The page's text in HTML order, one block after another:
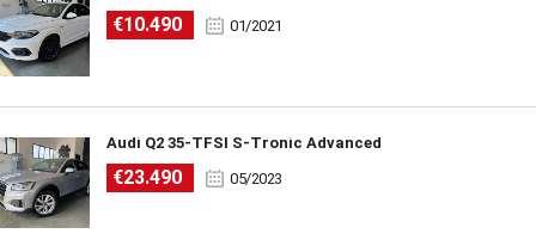
€10.490 01/2021
Audi Q2 35-TFSI S-Tronic Advanced
€23.490 05/2023